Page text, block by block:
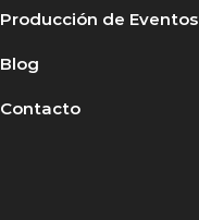
Producción de Eventos
Blog
Contacto